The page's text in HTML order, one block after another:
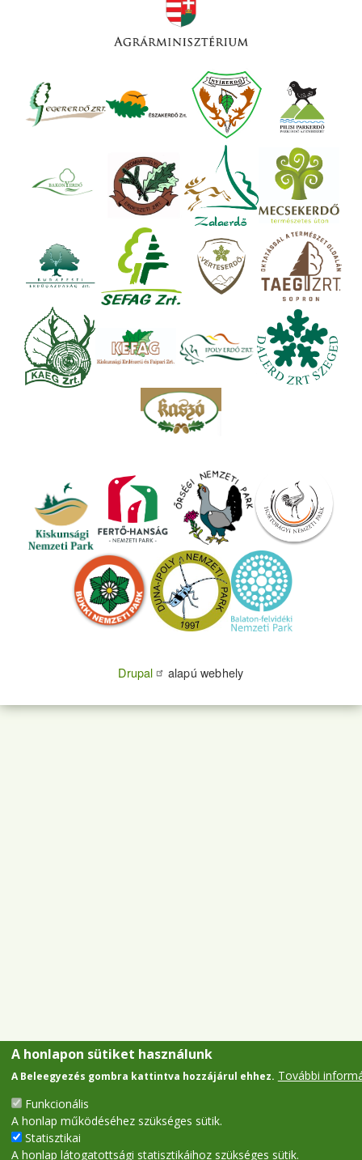
Drupal alapú webhely
A honlapon sütiket használunk
A Beleegyezés gombra kattintva hozzájárul ehhez. További
Funkcionális
A honlap működéséhez szükséges sütik.
Statisztikai
A honlap látogatottsági statisztikáihoz szükséges sütik.